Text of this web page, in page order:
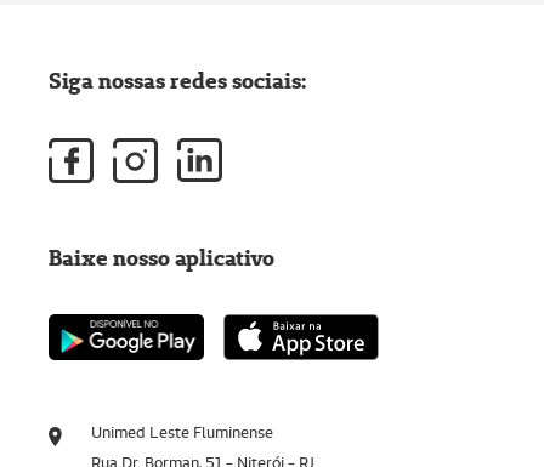
Unimed Leste Fluminense
Siga nossas redes sociais:
Baixe nosso aplicativo